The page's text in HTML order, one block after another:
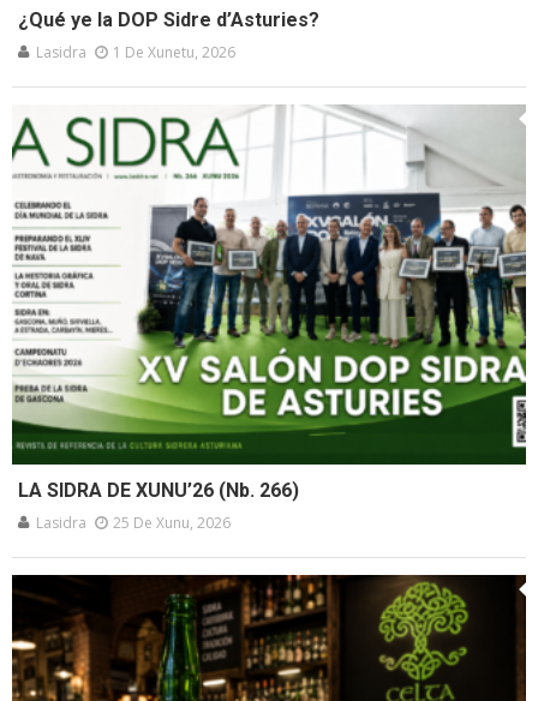
¿Qué ye la DOP Sidre d’Asturies?
Lasidra 1 De Xunetu, 2026
LA SIDRA DE XUNU’26 (Nb. 266)
Lasidra 25 De Xunu, 2026